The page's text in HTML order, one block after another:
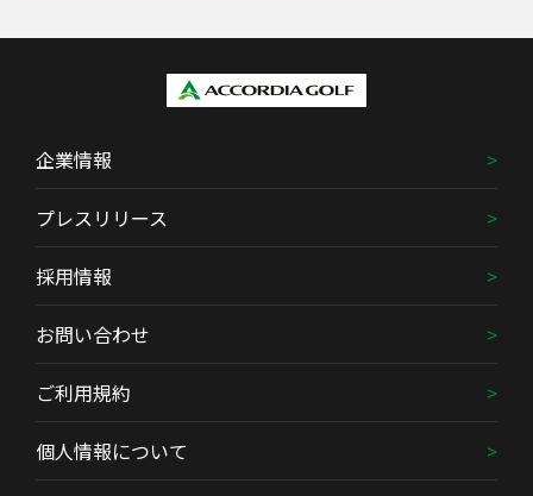
企業情報
プレスリリース
採用情報
お問い合わせ
ご利用規約
個人情報について